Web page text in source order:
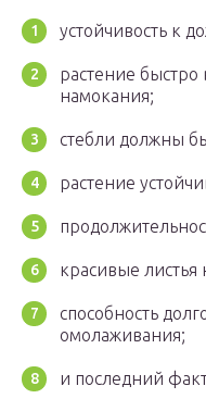
устойчивость к
растение быстро
намокания;
стебли должны
растение
красивые листья
способность
омолаживания;
и последний